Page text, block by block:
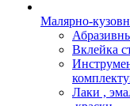
Малярно-
Вклейка
Лаки ,